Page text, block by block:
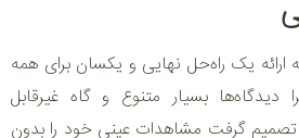
ارائه یک راه‌حل نهایی و یکسان برای همه
بسیار متنوع و گاه غیرقابل
تصمیم گرفت مشاهدات عینی خود را بدون